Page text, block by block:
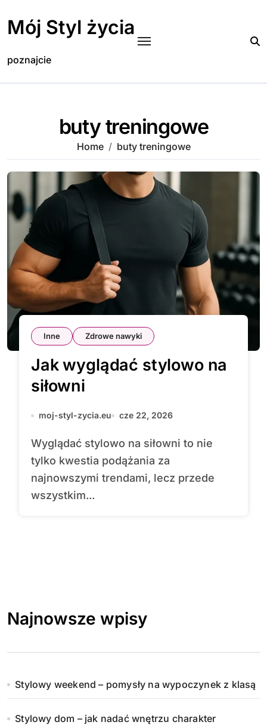
content
Mój Styl życia
poznajcie
buty treningowe
Home buty treningowe
Inne Zdrowe nawyki
Jak wyglądać stylowo na
siłowni
moj-styl-zycia.eu cze 22, 2026
Wyglądać stylowo na siłowni to nie
tylko kwestia podążania za
najnowszymi trendami, lecz przede
wszystkim...
Najnowsze wpisy
Stylowy weekend – pomysły na wypoczynek z klasą
Stylowy dom – jak nadać wnętrzu charakter